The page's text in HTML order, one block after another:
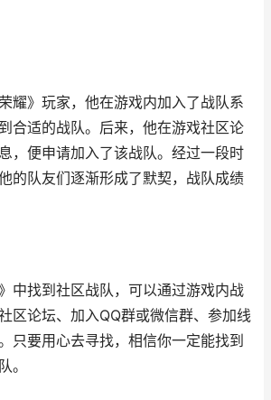
耀》玩家，他在游戏内加入了战队系
合适的战队。后来，他在游戏社区论
，便申请加入了该战队。经过一段时
的队友们逐渐形成了默契，战队成绩
中找到社区战队，可以通过游戏内战
区论坛、加入QQ群或微信群、参加线
只要用心去寻找，相信你一定能找到
。